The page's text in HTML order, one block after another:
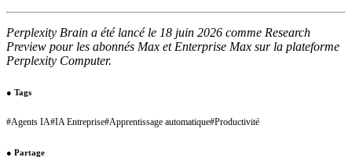
Perplexity Brain a été lancé le 18 juin 2026 comme Research
Preview pour les abonnés Max et Enterprise Max sur la plateforme
Perplexity Computer.
● Tags
#Agents IA#IA Entreprise#Apprentissage automatique#Productivité
● Partage